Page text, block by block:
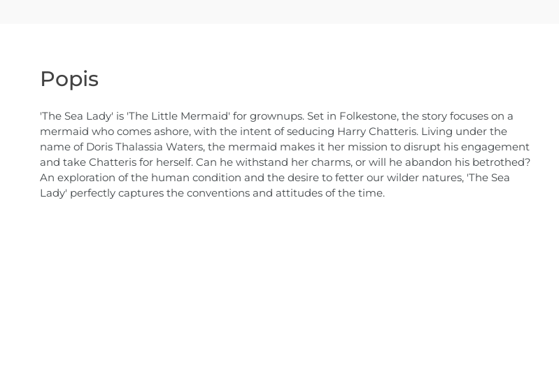
Popis
'The Sea Lady' is 'The Little Mermaid' for grownups. Set in Folkestone, the story focuses on a
mermaid who comes ashore, with the intent of seducing Harry Chatteris. Living under the
name of Doris Thalassia Waters, the mermaid makes it her mission to disrupt his engagement
and take Chatteris for herself. Can he withstand her charms, or will he abandon his betrothed?
An exploration of the human condition and the desire to fetter our wilder natures, 'The Sea
Lady' perfectly captures the conventions and attitudes of the time.